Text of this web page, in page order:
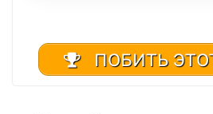
ПОБИТЬ